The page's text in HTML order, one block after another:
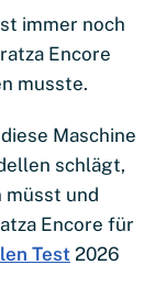
immer noch
Encore
musste.
Maschine
schlägt,
müsst und
Encore für
Test 2026